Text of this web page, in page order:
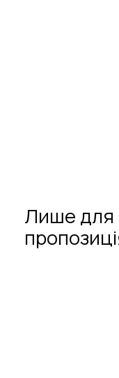
Лише для